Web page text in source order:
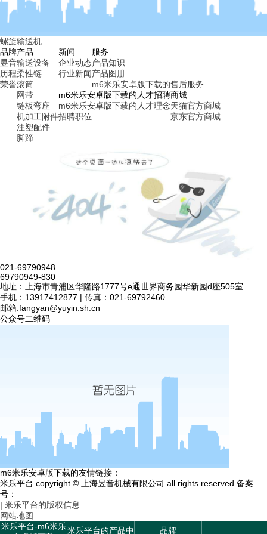
螺旋输送机
品牌
昱音
历程
荣誉
产品
输送设备
柔性链
滚筒
网带
链板弯座
机加工附件
注塑配件
脚蹄
新闻
企业动态
行业新闻
服务
产品知识
产品图册
m6米乐安卓版下载的售后服务
m6米乐安卓版下载的人才招聘
m6米乐安卓版下载的人才理念
招聘职位
商城
天猫官方商城
京东官方商城
021-69790948
69790949-830
地址：上海市青浦区华隆路1777号e通世界商务园华新园d座505室
手机：13917412877 | 传真：021-69792460
邮箱:fangyan@yuyin.sh.cn
公众号二维码
m6米乐安卓版下载的友情链接：
米乐平台 copyright © 上海昱音机械有限公司 all rights reserved 备案
号：
| 米乐平台的版权信息
米乐平台-m6米乐米乐平台的产品中 品牌
网站地图